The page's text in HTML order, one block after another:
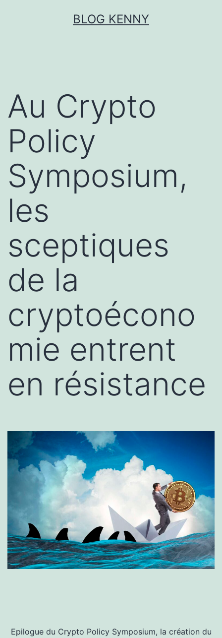
BLOG KENNY
Au Crypto
Policy
Symposium,
les
sceptiques
de la
cryptoécono
mie entrent
en résistance
Epilogue du Crypto Policy Symposium, la création du